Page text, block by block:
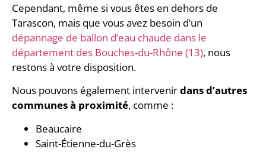
Cependant, même si vous êtes en dehors de
Tarascon, mais que vous avez besoin d’un
dépannage de ballon d’eau chaude dans le
département des Bouches-du-Rhône (13), nous
restons à votre disposition.
Nous pouvons également intervenirdans d’autres
communes à proximité, comme :
Beaucaire
Saint-Étienne-du-Grès